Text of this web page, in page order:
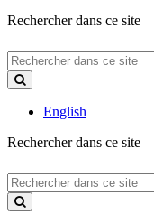
Rechercher dans ce site
Rechercher
dans
ce
English
Rechercher dans ce site
Rechercher
dans
ce